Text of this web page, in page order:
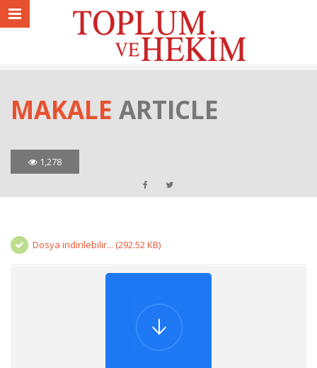
MAKALE ARTICLE
1,278
Dosya indirilebilir... (292.52 KB)